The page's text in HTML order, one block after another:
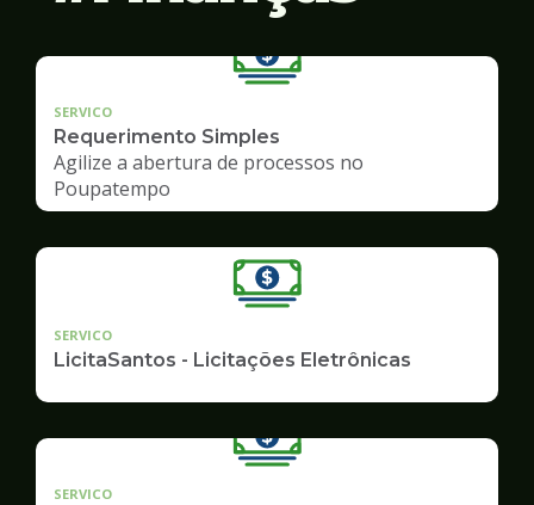
SERVICO
Requerimento Simples
Agilize a abertura de processos no
Poupatempo
SERVICO
LicitaSantos - Licitações Eletrônicas
SERVICO